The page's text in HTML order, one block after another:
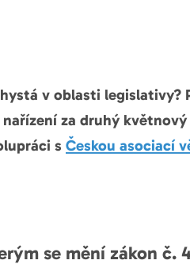
v oblasti legislativy?
za druhý
s Českou asociací
se mění zákon č.